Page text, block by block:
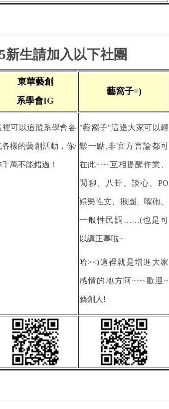
新生請加入以下社團
東華藝創
系學會IG
藝窩子=)
裡可以追蹤系學會各
各樣的藝創活動，你/
千萬不能錯過！
"藝窩子"這邊大家可以輕
鬆一點,非官方言論都可
在此~~~互相提醒作業、
閒聊、八卦、談心、PO
娛樂性文、揪團、嘴砲、
一般性民調……(也是可
以講正事啦~
哈><)這裡就是增進大家
感情的地方阿~~~歡迎~
藝創人!